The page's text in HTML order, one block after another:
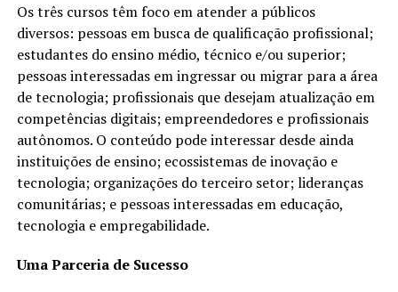
Os três cursos têm foco em atender a públicos
diversos: pessoas em busca de qualificação profissional;
estudantes do ensino médio, técnico e/ou superior;
pessoas interessadas em ingressar ou migrar para a área
de tecnologia; profissionais que desejam atualização em
competências digitais; empreendedores e profissionais
autônomos. O conteúdo pode interessar desde ainda
instituições de ensino; ecossistemas de inovação e
tecnologia; organizações do terceiro setor; lideranças
comunitárias; e pessoas interessadas em educação,
tecnologia e empregabilidade.
Uma Parceria de Sucesso